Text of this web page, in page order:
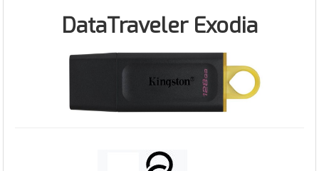
DataTraveler Exodia